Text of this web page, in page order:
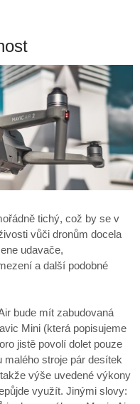
tichý, což by se v
vůči dronům docela
udavače,
a další podobné
bude mít zabudovaná
Mini (která popisujeme
jistě povolí dolet pouze
malého stroje pár desítek
výše uvedené výkony
využít. Jinými slovy: